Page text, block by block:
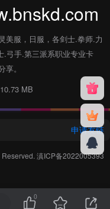
0
美服，日服，各剑士.拳师.力
弓手.第三派系职业专业卡
。
MB
申请友链
滇ICP备2022005393